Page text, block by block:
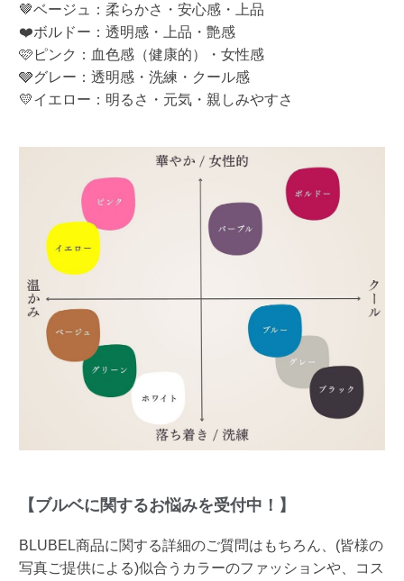
🤎ベージュ：柔らかさ・安心感・上品
❤️ボルドー：透明感・上品・艶感
🩷ピンク：血色感（健康的）・女性感
🩶グレー：透明感・洗練・クール感
💛イエロー：明るさ・元気・親しみやすさ
【ブルベに関するお悩みを受付中！】
BLUBEL商品に関する詳細のご質問はもちろん、(皆様の
写真ご提供による)似合うカラーのファッションや、コス